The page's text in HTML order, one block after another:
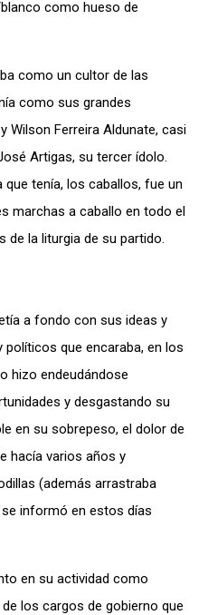
como hueso de
como un cultor de las
como sus grandes
Wilson Ferreira Aldunate, casi
Artigas, su tercer ídolo.
tenía, los caballos, fue un
marchas a caballo en todo el
de la liturgia de su partido.
a fondo con sus ideas y
que encaraba, en los
hizo endeudándose
y desgastando su
en su sobrepeso, el dolor de
hacía varios años y
(además arrastraba
informó en estos días
en su actividad como
los cargos de gobierno que